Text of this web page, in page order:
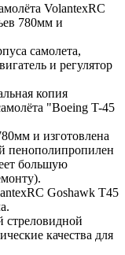
VolantexRC
780мм и
самолета,
и регулятор
копия
"Boeing T-45
и изготовлена
пенополипропилен
большую
Goshawk T45
стреловидной
качества для